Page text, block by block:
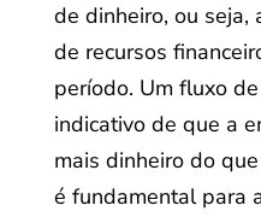
de dinheiro, ou seja,
de recursos
período. Um fluxo
indicativo de que a
mais dinheiro do
é fundamental para